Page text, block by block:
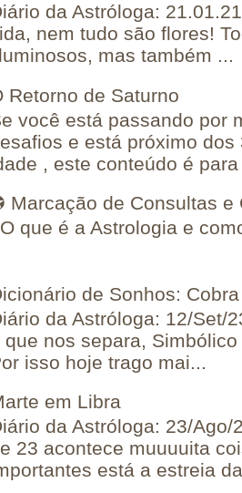
da Astróloga:
nem tudo são flores!
mas também ...
Retorno de Saturno
você está passando por
e está próximo
, este conteúdo é
Marcação de Consultas e
O que é a Astrologia e
de Sonhos: Cobra
da Astróloga: 12/Set/
que nos separa,
isso hoje trago mai...
em Libra
da Astróloga: 23/
23 acontece muuuuita
está a estreia